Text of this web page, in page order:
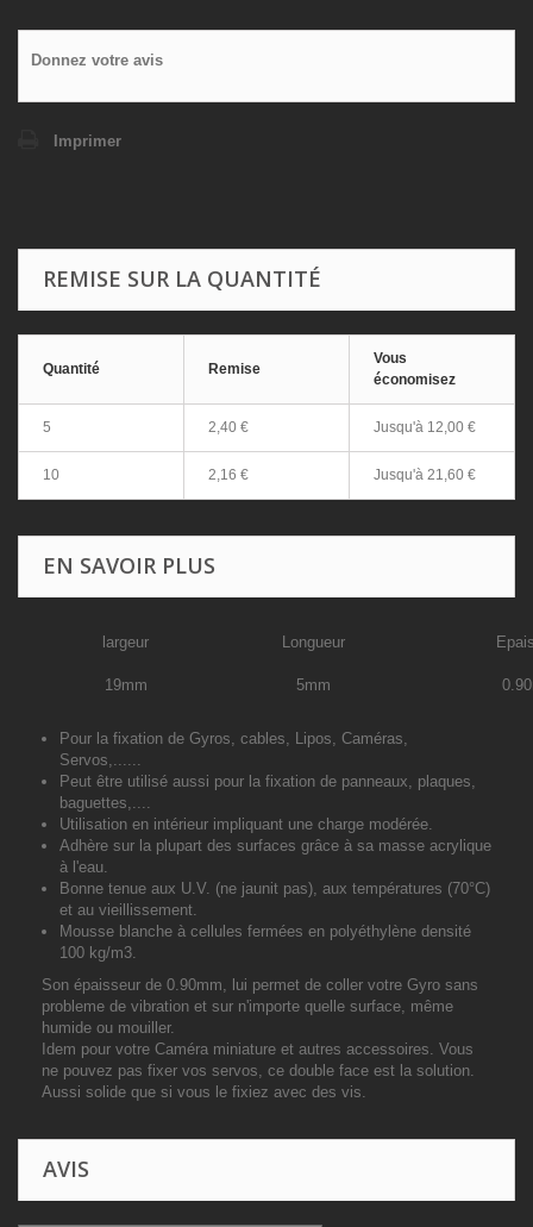
Donnez votre avis
Imprimer
REMISE SUR LA QUANTITÉ
Quantité Remise
Vous
économisez
5 2,40 € Jusqu'à 12,00 €
10 2,16 € Jusqu'à 21,60 €
EN SAVOIR PLUS
largeur Longueur
19mm 5mm
Pour la fixation de Gyros, cables, Lipos, Caméras,
Servos,......
Peut être utilisé aussi pour la fixation de panneaux, plaques,
baguettes,....
Utilisation en intérieur impliquant une charge modérée.
Adhère sur la plupart des surfaces grâce à sa masse acrylique
à l'eau.
Bonne tenue aux U.V. (ne jaunit pas), aux températures (70°C)
et au vieillissement.
Mousse blanche à cellules fermées en polyéthylène densité
100 kg/m3.
Son épaisseur de 0.90mm, lui permet de coller votre Gyro sans
probleme de vibration et sur n'importe quelle surface, même
humide ou mouiller.
Idem pour votre Caméra miniature et autres accessoires. Vous
ne pouvez pas fixer vos servos, ce double face est la solution.
Aussi solide que si vous le fixiez avec des vis.
AVIS